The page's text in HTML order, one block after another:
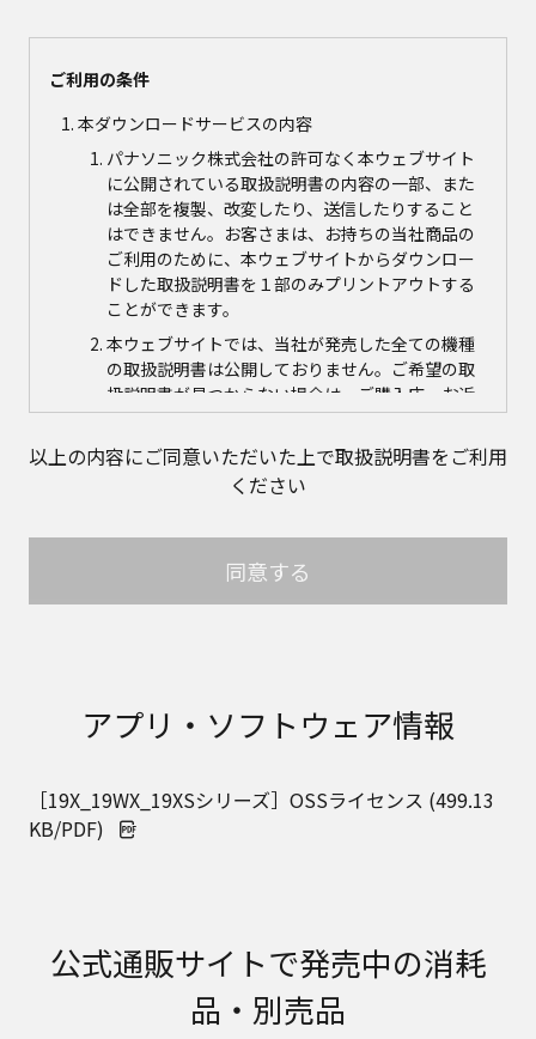
ご利用の条件
本ダウンロードサービスの内容
パナソニック株式会社の許可なく本ウェブサイト
に公開されている取扱説明書の内容の一部、また
は全部を複製、改変したり、送信したりすること
はできません。お客さまは、お持ちの当社商品の
ご利用のために、本ウェブサイトからダウンロー
ドした取扱説明書を１部のみプリントアウトする
ことができます。
本ウェブサイトでは、当社が発売した全ての機種
の取扱説明書は公開しておりません。ご希望の取
扱説明書が見つからない場合は、ご購入店、お近
くの当社商品の取扱店、または当社サービス会社
に直接お問い合わせの上、ご購入いただきますよ
うお願いいたします。ただし、商品自体の生産中
止などの理由により、当該商品につき取扱説明書
めご了承ください。
本ウェブサイトに公開されている取扱説明書の対
象商品が生産中止などの理由でご購入できない場
のお取り扱いについて。パナソニック株式会社お
ために利用し、その記録を残すことがあります。
また、個人情報を適切に管理し、修理業務を委託
書は、原則として商品が発売された当初のものを
掲載しています。したがいまして、会社名やお客
様ご相談窓口の連絡先などが変更されている場合
があります。また、本ウェブサイトに公開されて
以上の内容にご同意いただいた上で取扱説明書をご利用
ください
同意する
アプリ・ソフトウェア情報
［19X_19WX_19XSシリーズ］OSSライセンス (499.13
KB/PDF)
公式通販サイトで発売中の消耗
品・別売品